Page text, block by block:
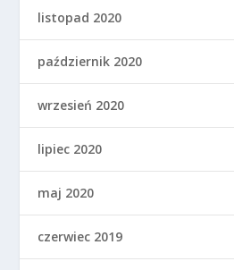
listopad 2020
październik 2020
wrzesień 2020
lipiec 2020
maj 2020
czerwiec 2019